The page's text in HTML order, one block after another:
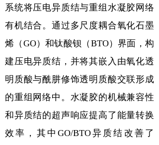
系统将压电异质结与重组水凝胶网络
有机结合。通过多尺度耦合氧化石墨
烯（ GO）和钛酸钡（ BTO）界面，构
建压电异质结，并将其嵌入由氧化透
明质酸与酰肼修饰透明质酸交联形成
的重组网络中。水凝胶的机械兼容性
和异质结的超声响应提高了能量转换
效率，其中 GO/BTO异质结改善了